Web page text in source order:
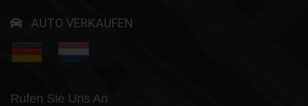
AUTO VERKAUFEN
Rufen Sie Uns An